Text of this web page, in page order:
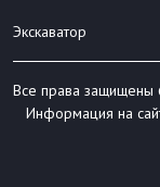
Экскаватор
Все права
Информация на